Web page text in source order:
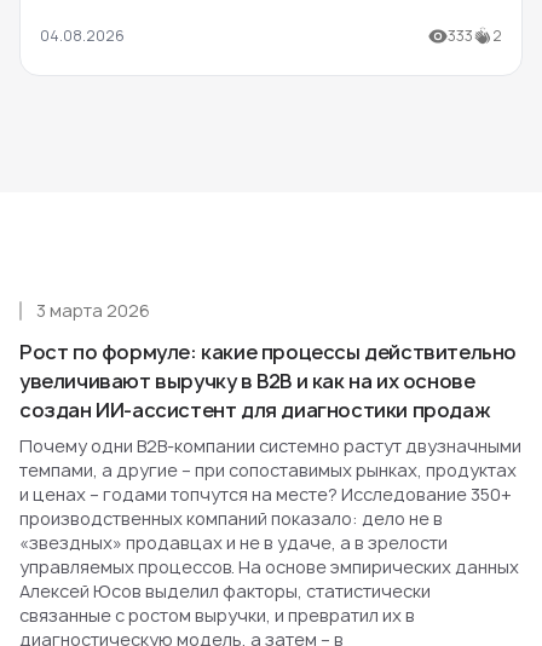
04.08.2026 333 2
Рост по формуле: какие процессы действительно
увеличивают выручку в B2B и как на их основе
создан ИИ-ассистент для диагностики продаж
3 марта 2026
Почему одни B2B-компании системно растут двузначными
темпами, а другие – при сопоставимых рынках, продуктах
и ценах – годами топчутся на месте? Исследование 350+
производственных компаний показало: дело не в
«звездных» продавцах и не в удаче, а в зрелости
управляемых процессов. На основе эмпирических данных
Алексей Юсов выделил факторы, статистически
связанные с ростом выручки, и превратил их в
диагностическую модель, а затем – в